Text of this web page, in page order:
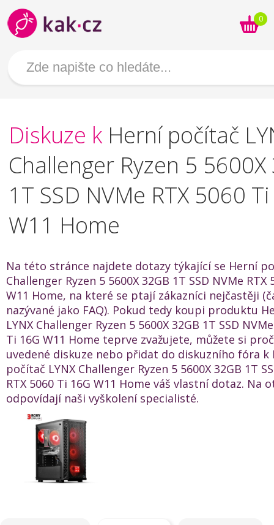
0
Diskuze k Herní počítač
Challenger Ryzen 5 5600X
1T SSD NVMe RTX 5060
W11 Home
Na této stránce najdete dotazy týkající se Herní
Challenger Ryzen 5 5600X 32GB 1T SSD NVMe RTX
W11 Home, na které se ptají zákazníci nejčastěji
nazývané jako FAQ). Pokud tedy koupi produktu
LYNX Challenger Ryzen 5 5600X 32GB 1T SSD
Ti 16G W11 Home teprve zvažujete, můžete si
uvedené diskuze nebo přidat do diskuzního fóra k
počítač LYNX Challenger Ryzen 5 5600X 32GB 1T
RTX 5060 Ti 16G W11 Home váš vlastní dotaz. Na
odpovídají naši vyškolení specialisté.